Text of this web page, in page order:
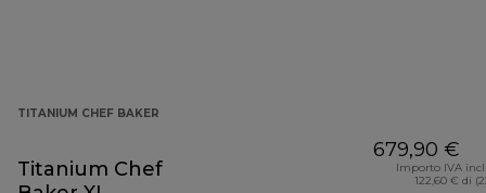
TITANIUM CHEF BAKER
Titanium Chef
679,90 €
Importo IVA
122,60 € di